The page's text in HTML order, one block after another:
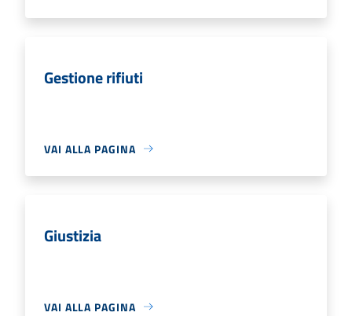
Gestione rifiuti
VAI ALLA PAGINA
Giustizia
VAI ALLA PAGINA